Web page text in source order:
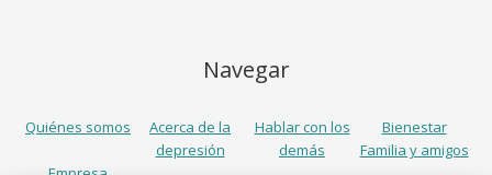
Navegar
Quiénes somos
Acerca de la
depresión
Hablar con los
demás
Bienestar
Familia y amigos